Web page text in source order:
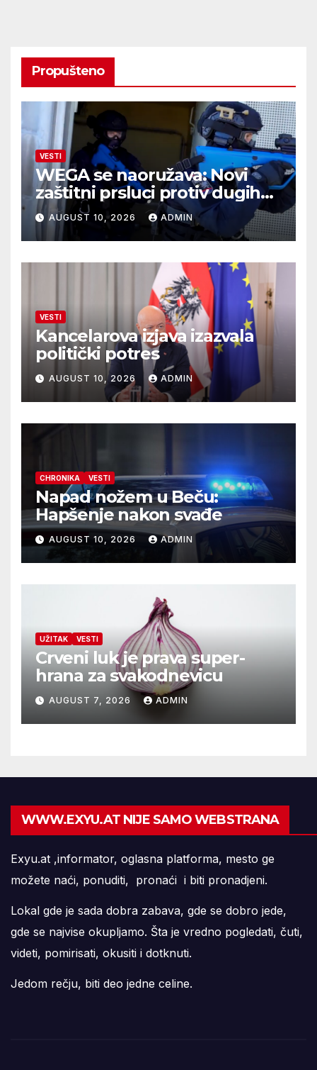
Propušteno
VESTI
WEGA se naoružava: Novi
zaštitni prsluci protiv dugih
cevi
AUGUST 10, 2026 ADMIN
VESTI
Kancelarova izjava izazvala
politički potres
AUGUST 10, 2026 ADMIN
CHRONIKA VESTI
Napad nožem u Beču:
Hapšenje nakon svađe
AUGUST 10, 2026 ADMIN
UŽITAK VESTI
Crveni luk je prava super-
hrana za svakodnevicu
AUGUST 7, 2026 ADMIN
WWW.EXYU.AT NIJE SAMO WEBSTRANA
Exyu.at ,informator, oglasna platforma, mesto ge
možete naći, ponuditi, pronaći i biti pronadjeni.
Lokal gde je sada dobra zabava, gde se dobro jede,
gde se najvise okupljamo. Šta je vredno pogledati, čuti,
videti, pomirisati, okusiti i dotknuti.
Jedom rečju, biti deo jedne celine.